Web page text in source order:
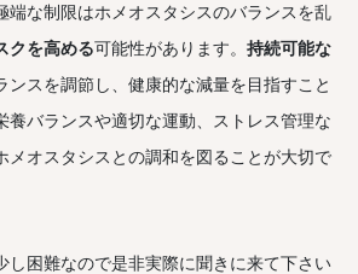
端な制限はホメオスタシスのバランスを乱
クを高める可能性があります。 持続可能な
ンスを調節し、健康的な減量を目指すこと
養バランスや適切な運動、ストレス管理な
メオスタシスとの調和を図ることが大切で
し困難なので是非実際に聞きに来て下さい